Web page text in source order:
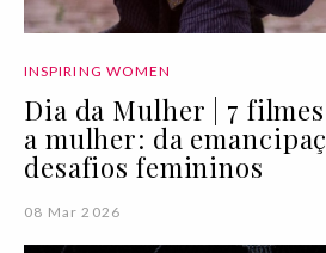
INSPIRING WOMEN
Dia da Mulher | 7
a mulher: da
desafios femininos
08 Mar 2026